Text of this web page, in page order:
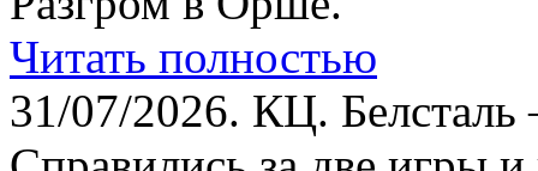
Читать полностью
31/07/2026. КЦ. Белсталь